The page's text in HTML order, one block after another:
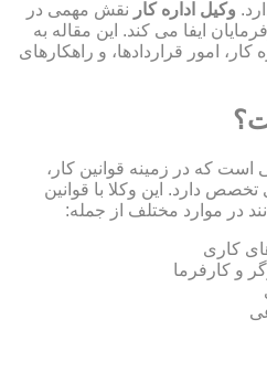
وکیل اداره کار نقش مهمی در
ایفا می کند. این مقاله به
امور قراردادها، و راهکارهای
که در زمینه قوانین کار،
دارد. این وکلا با قوانین
در موارد مختلف از جمله:
کاری
و کارفرما